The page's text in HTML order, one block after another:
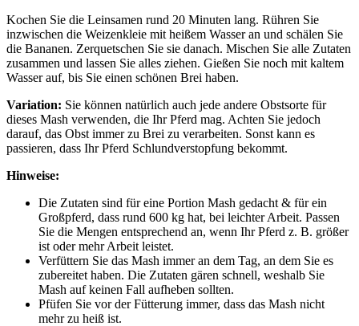
Kochen Sie die Leinsamen rund 20 Minuten lang. Rühren Sie
inzwischen die Weizenkleie mit heißem Wasser an und schälen Sie
die Bananen. Zerquetschen Sie sie danach. Mischen Sie alle Zutaten
zusammen und lassen Sie alles ziehen. Gießen Sie noch mit kaltem
Wasser auf, bis Sie einen schönen Brei haben.
Variation: Sie können natürlich auch jede andere Obstsorte für
dieses Mash verwenden, die Ihr Pferd mag. Achten Sie jedoch
darauf, das Obst immer zu Brei zu verarbeiten. Sonst kann es
passieren, dass Ihr Pferd Schlundverstopfung bekommt.
Hinweise:
Die Zutaten sind für eine Portion Mash gedacht & für ein
Großpferd, dass rund 600 kg hat, bei leichter Arbeit. Passen
Sie die Mengen entsprechend an, wenn Ihr Pferd z. B. größer
ist oder mehr Arbeit leistet.
Verfüttern Sie das Mash immer an dem Tag, an dem Sie es
zubereitet haben. Die Zutaten gären schnell, weshalb Sie
Mash auf keinen Fall aufheben sollten.
Pfüfen Sie vor der Fütterung immer, dass das Mash nicht
mehr zu heiß ist.